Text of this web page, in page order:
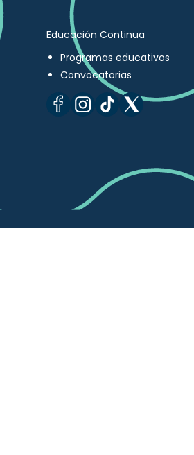
Educación Continua
Programas educativos
Convocatorias